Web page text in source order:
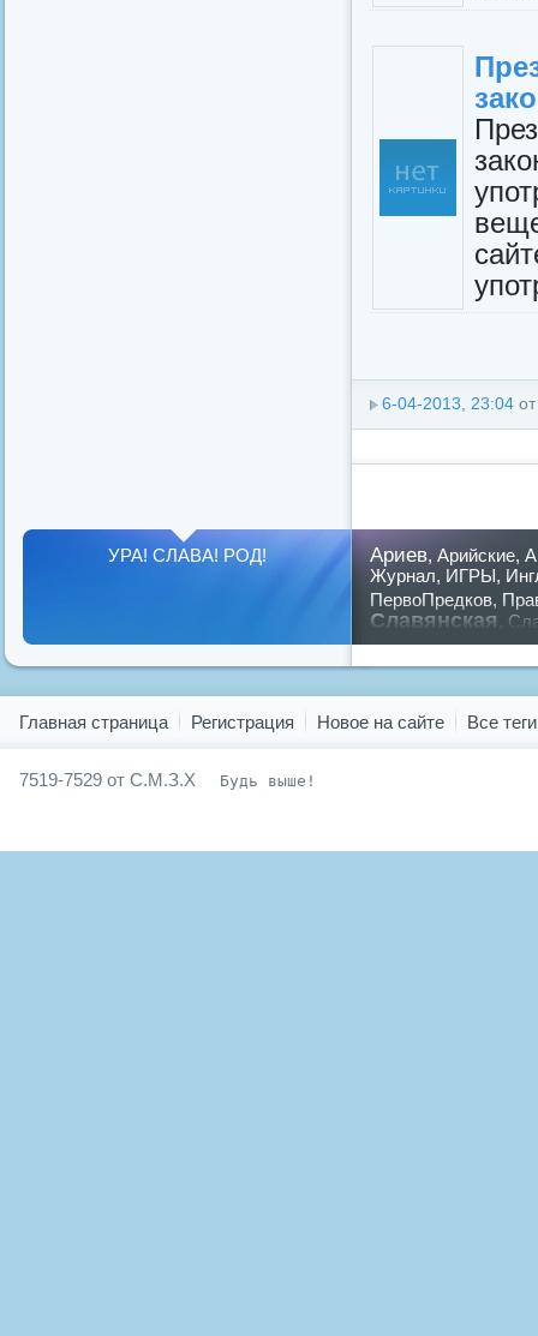
6-04-2013, 23:04
Ариев, Арийские,
Журнал, ИГРЫ,
ПервоПредков,
Славянская
предков,путин,
УРА! СЛАВА! РОД!
Главная страница Регистрация Новое на сайте Все теги
7519-7529 от С.М.З.Х Будь выше!